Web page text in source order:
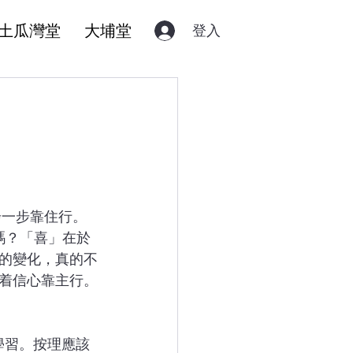
瓜灣堂 大埔堂 登入
步靠住行。
？「喜」在於
變化，真的不
信心靠主行。